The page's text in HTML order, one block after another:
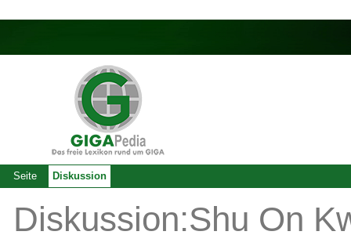
Diskussion:Shu On
Seite Diskussion